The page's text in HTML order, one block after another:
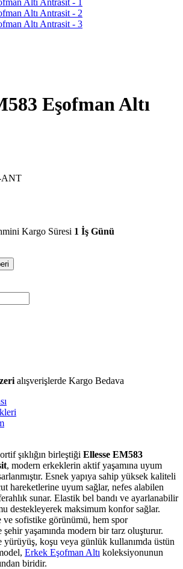
Eşofman Altı
ANT
Kargo Süresi 1 İş Günü
alışverişlerde Kargo Bedava
şıklığın birleştiği Ellesse EM583
, modern erkeklerin aktif yaşamına uyum
Esnek yapıya sahip yüksek kaliteli
hareketlerine uyum sağlar, nefes alabilen
sunar. Elastik bel bandı ve ayarlanabilir
destekleyerek maksimum konfor sağlar.
ve sofistike görünümü, hem spor
yaşamında modern bir tarz oluşturur.
yürüyüş, koşu veya günlük kullanımda üstün
Erkek Eşofman Altı koleksiyonunun
biridir.